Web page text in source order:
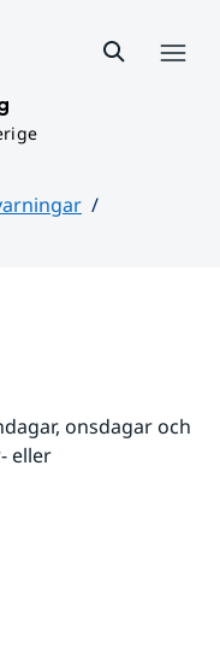
onsdagar och
eller